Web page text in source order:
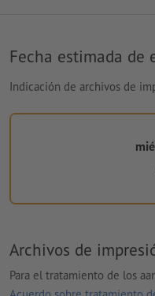
Fecha estimada de
Indicación de archivos de
Archivos de
Para el tratamiento de los